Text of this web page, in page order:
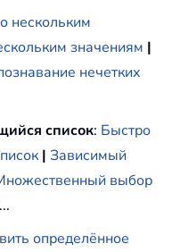
нескольким
значениям |
нечетких
список: Быстро
| Зависимый
выбор
...
определённое